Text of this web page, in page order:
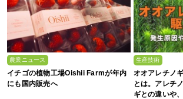
農業ニュース
イチゴの植物工場Oishii Farmが年内
にも国内販売へ
生産技術
オオアレチノ
とは。アレチ
ギとの違いや